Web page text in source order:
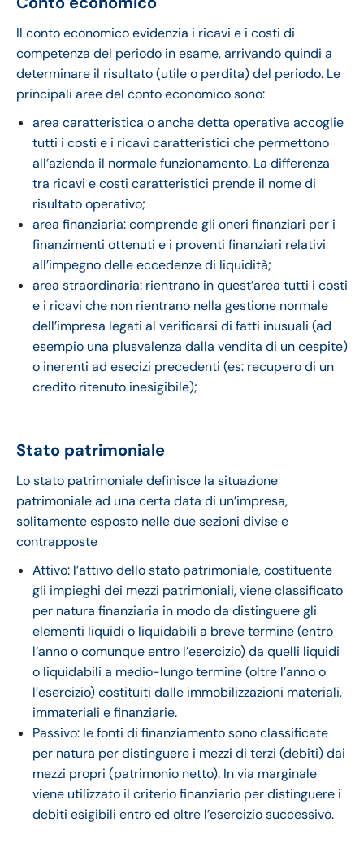
Il conto economico evidenzia i ricavi e i costi di
competenza del periodo in esame, arrivando quindi a
determinare il risultato (utile o perdita) del periodo. Le
principali aree del conto economico sono:
area caratteristica o anche detta operativa accoglie
tutti i costi e i ricavi caratteristici che permettono
all’azienda il normale funzionamento. La differenza
tra ricavi e costi caratteristici prende il nome di
risultato operativo;
area finanziaria: comprende gli oneri finanziari per i
finanzimenti ottenuti e i proventi finanziari relativi
all’impegno delle eccedenze di liquidità;
area straordinaria: rientrano in quest’area tutti i costi
e i ricavi che non rientrano nella gestione normale
dell’impresa legati al verificarsi di fatti inusuali (ad
esempio una plusvalenza dalla vendita di un cespite)
o inerenti ad esecizi precedenti (es: recupero di un
credito ritenuto inesigibile);
Stato patrimoniale
Lo stato patrimoniale definisce la situazione
patrimoniale ad una certa data di un’impresa,
solitamente esposto nelle due sezioni divise e
contrapposte
Attivo: l’attivo dello stato patrimoniale, costituente
gli impieghi dei mezzi patrimoniali, viene classificato
per natura finanziaria in modo da distinguere gli
elementi liquidi o liquidabili a breve termine (entro
l’anno o comunque entro l’esercizio) da quelli liquidi
o liquidabili a medio-lungo termine (oltre l’anno o
l’esercizio) costituiti dalle immobilizzazioni materiali,
immateriali e finanziarie.
Passivo: le fonti di finanziamento sono classificate
per natura per distinguere i mezzi di terzi (debiti) dai
mezzi propri (patrimonio netto). In via marginale
viene utilizzato il criterio finanziario per distinguere i
debiti esigibili entro ed oltre l’esercizio successivo.